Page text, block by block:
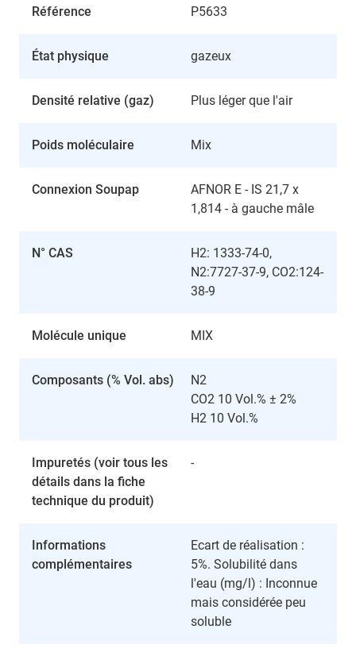
Référence P5633
État physique gazeux
Densité relative (gaz) Plus léger que l'air
Poids moléculaire Mix
Connexion Soupap
AFNOR E - IS 21,7 x
1,814 - à gauche mâle
N° CAS
H2: 1333-74-0,
N2:7727-37-9, CO2:124-
38-9
Molécule unique MIX
Composants (% Vol. abs)
N2
CO2 10 Vol.% ± 2%
H2 10 Vol.%
Impuretés (voir tous les
détails dans la fiche
technique du produit)
-
Informations
complémentaires
Ecart de réalisation :
5%. Solubilité dans
l'eau (mg/l) : Inconnue
mais considérée peu
soluble